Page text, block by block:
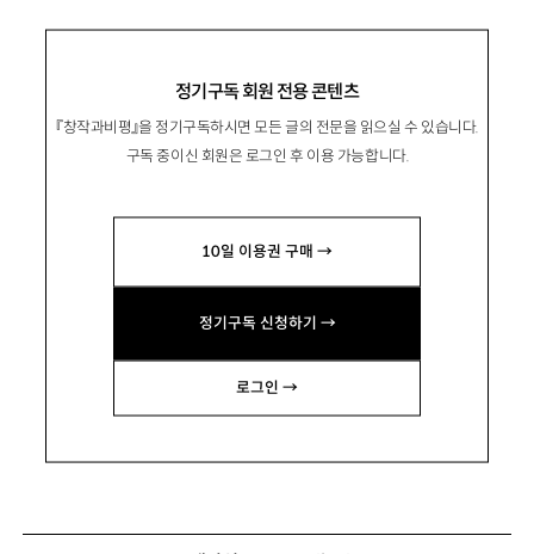
정기구독 회원 전용 콘텐츠
『창작과비평』을 정기구독하시면 모든 글의 전문을 읽으실 수 있습니다.
구독 중이신 회원은 로그인 후 이용 가능합니다.
10일 이용권 구매 →
정기구독 신청하기 →
로그인 →